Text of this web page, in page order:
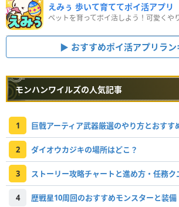
えみぅ 歩いて育ててポイ活アプリ
おすすめポイ活アプリラ
モンハンワイルズの人気記事
1 巨戟アーティア武器厳選のやり方とおすす
2 ダイオウカジキの場所はどこ？
3 ストーリー攻略チャートと進め方・任務ク
4 歴戦星10周回のおすすめモンスターと装備